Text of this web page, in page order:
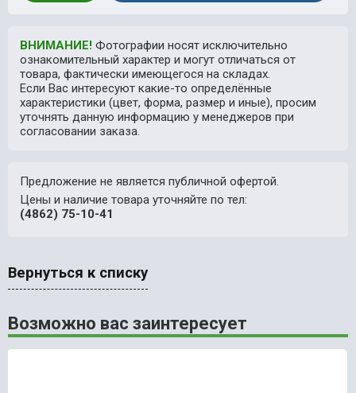
ВНИМАНИЕ! Фотографии носят исключительно
ознакомительный характер и могут отличаться от
товара, фактически имеющегося на складах.
Если Вас интересуют какие-то определённые
характеристики (цвет, форма, размер и иные), просим
уточнять данную информацию у менеджеров при
согласовании заказа.
Предложение не является публичной офертой.
Цены и наличие товара уточняйте по тел:
(4862) 75-10-41
Вернуться к списку
Возможно вас заинтересует